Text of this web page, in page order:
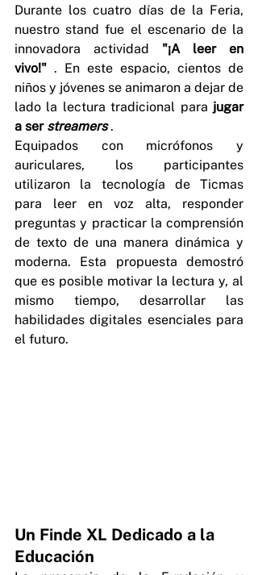
Durante los cuatro días de la Feria,
nuestro stand fue el escenario de la
innovadora actividad "¡A leer en
vivo!" . En este espacio, cientos de
niños y jóvenes se animaron a dejar de
lado la lectura tradicional para jugar
a ser streamers .
Equipados con micrófonos y
auriculares, los participantes
utilizaron la tecnología de Ticmas
para leer en voz alta, responder
preguntas y practicar la comprensión
de texto de una manera dinámica y
moderna. Esta propuesta demostró
que es posible motivar la lectura y, al
mismo tiempo, desarrollar las
habilidades digitales esenciales para
el futuro.
Un Finde XL Dedicado a la
Educación